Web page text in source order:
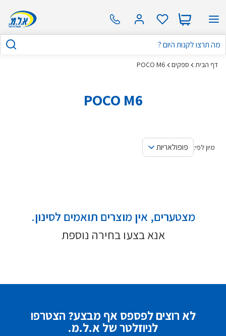
דף הבית ספקים POCO M6
POCO M6
מיון לפי: פופולאריות
מצטערים, אין מוצרים תואמים לסינון.
אנא בצעו בחירה נוספת
לא רוצים לפספס אף מבצע? הצטרפו
לניוזלטר של א.ל.מ.